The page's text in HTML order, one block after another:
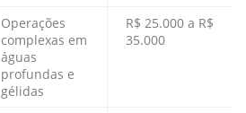
Operações
complexas em
águas
profundas e
gélidas
R$ 25.000 a R$
35.000